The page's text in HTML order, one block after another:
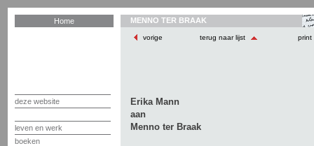
Home
deze website
leven en werk
boeken
MENNO TER BRAAK
vorige terug naar lijst print
Erika Mann
aan
Menno ter Braak